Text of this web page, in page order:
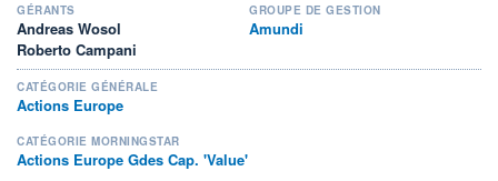
GÉRANTS
Andreas Wosol
Roberto Campani
GROUPE DE GESTION
Amundi
CATÉGORIE GÉNÉRALE
Actions Europe
CATÉGORIE MORNINGSTAR
Actions Europe Gdes Cap. 'Value'